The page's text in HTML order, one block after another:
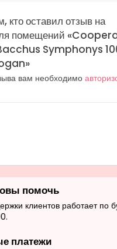
кто оставил отзыв на
помещений
Symphonys
вам необходимо
помочь
клиентов работает по
платежи